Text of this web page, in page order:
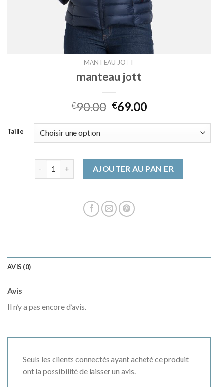
MANTEAU JOTT
manteau jott
€90.00 €69.00
Taille
AJOUTER AU PANIER
AVIS (0)
Avis
Il n’y a pas encore d’avis.
Seuls les clients connectés ayant acheté ce produit
ont la possibilité de laisser un avis.